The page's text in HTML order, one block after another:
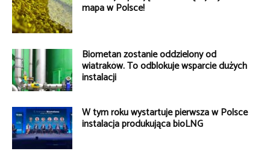
mapa w Polsce!
Biometan zostanie oddzielony od
wiatraków. To odblokuje wsparcie dużych
instalacji
W tym roku wystartuje pierwsza w Polsce
instalacja produkująca bioLNG